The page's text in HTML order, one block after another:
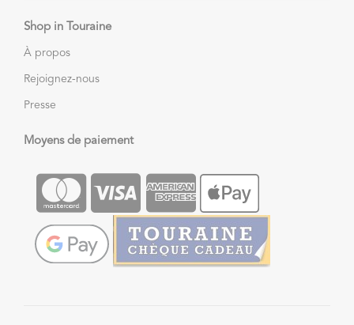
Shop in Touraine
À propos
Rejoignez-nous
Presse
Moyens de paiement